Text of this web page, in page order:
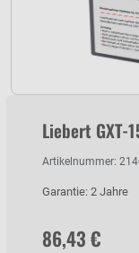
Liebert
Artikelnummer:
Garantie: 2 Jahre
86,43 €